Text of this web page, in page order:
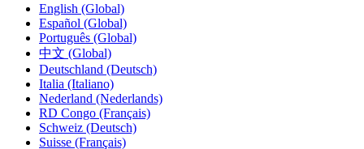
English (Global)
Español (Global)
Português (Global)
中文 (Global)
Deutschland (Deutsch)
Italia (Italiano)
Nederland (Nederlands)
RD Congo (Français)
Schweiz (Deutsch)
Suisse (Français)